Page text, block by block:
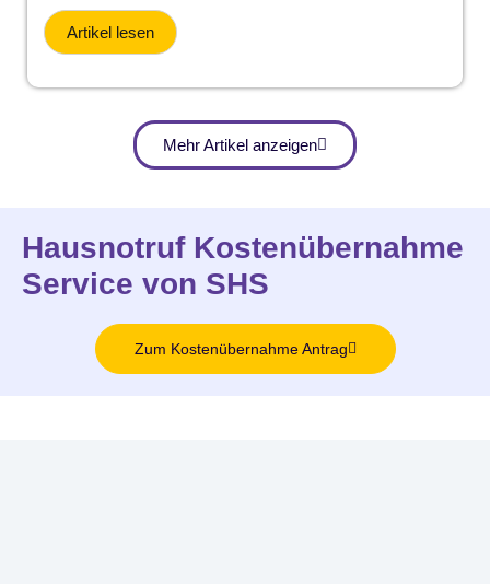
Artikel lesen
Mehr Artikel anzeigen
Hausnotruf Kostenübernahme
Service von SHS
Zum Kostenübernahme Antrag